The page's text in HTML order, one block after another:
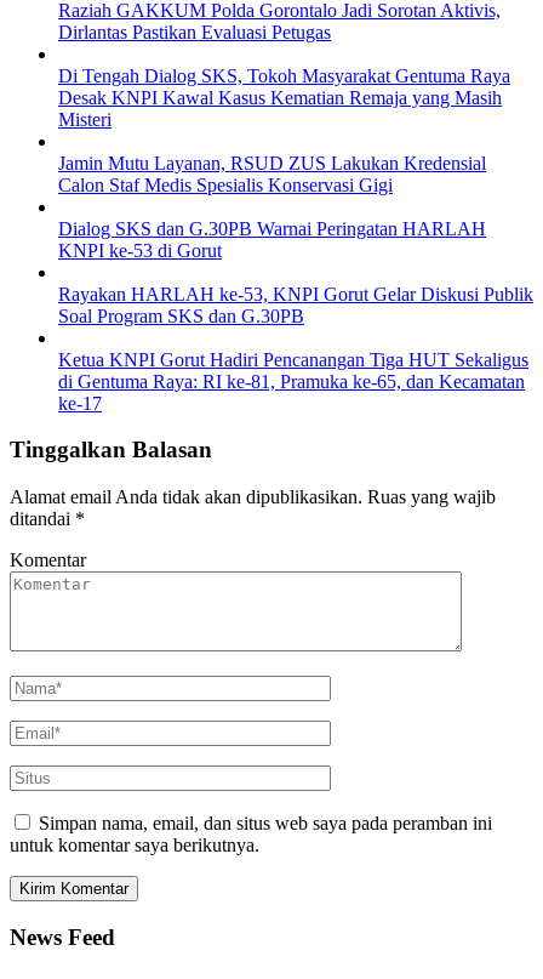
Raziah GAKKUM Polda Gorontalo Jadi Sorotan Aktivis,
Dirlantas Pastikan Evaluasi Petugas
Di Tengah Dialog SKS, Tokoh Masyarakat Gentuma Raya
Desak KNPI Kawal Kasus Kematian Remaja yang Masih
Misteri
Jamin Mutu Layanan, RSUD ZUS Lakukan Kredensial
Calon Staf Medis Spesialis Konservasi Gigi
Dialog SKS dan G.30PB Warnai Peringatan HARLAH
KNPI ke-53 di Gorut
Rayakan HARLAH ke-53, KNPI Gorut Gelar Diskusi Publik
Soal Program SKS dan G.30PB
Ketua KNPI Gorut Hadiri Pencanangan Tiga HUT Sekaligus
di Gentuma Raya: RI ke-81, Pramuka ke-65, dan Kecamatan
ke-17
Tinggalkan Balasan
Alamat email Anda tidak akan dipublikasikan. Ruas yang wajib
ditandai *
Komentar
Simpan nama, email, dan situs web saya pada peramban ini
untuk komentar saya berikutnya.
News Feed